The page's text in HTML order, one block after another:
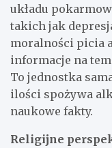
układu
takich jak
moralności picia
informacje na
To jednostka
ilości spożywa
naukowe fakty.
Religijne